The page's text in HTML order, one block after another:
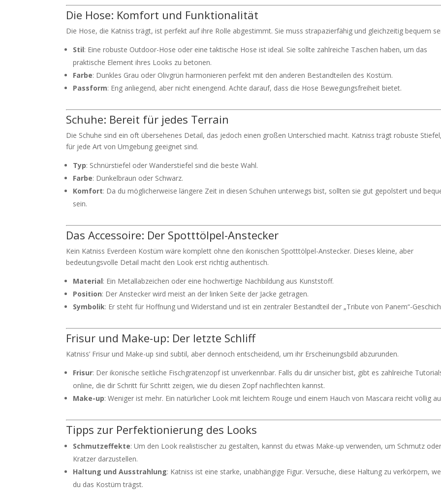
Die Hose: Komfort und Funktionalität
Die Hose, die Katniss trägt, ist perfekt auf ihre Rolle abgestimmt. Sie muss strapazierfähig und gleichzeitig bequem
Stil: Eine robuste Outdoor-Hose oder eine taktische Hose ist ideal. Sie sollte zahlreiche Taschen haben, um das
praktische Element ihres Looks zu betonen.
Farbe: Dunkles Grau oder Olivgrün harmonieren perfekt mit den anderen Bestandteilen des Kostüm.
Passform: Eng anliegend, aber nicht einengend. Achte darauf, dass die Hose Bewegungsfreiheit bietet.
Schuhe: Bereit für jedes Terrain
Die Schuhe sind ein oft übersehenes Detail, das jedoch einen großen Unterschied macht. Katniss trägt robuste
für jede Art von Umgebung geeignet sind.
Typ: Schnürstiefel oder Wanderstiefel sind die beste Wahl.
Farbe: Dunkelbraun oder Schwarz.
Komfort: Da du möglicherweise längere Zeit in diesen Schuhen unterwegs bist, sollten sie gut gepolstert und
sein.
Das Accessoire: Der Spotttölpel-Anstecker
Kein Katniss Everdeen Kostüm wäre komplett ohne den ikonischen Spotttölpel-Anstecker. Dieses kleine, aber
bedeutungsvolle Detail macht den Look erst richtig authentisch.
Material: Ein Metallabzeichen oder eine hochwertige Nachbildung aus Kunststoff.
Position: Der Anstecker wird meist an der linken Seite der Jacke getragen.
Symbolik: Er steht für Hoffnung und Widerstand und ist ein zentraler Bestandteil der „Tribute von Panem“-
Frisur und Make-up: Der letzte Schliff
Katniss’ Frisur und Make-up sind subtil, aber dennoch entscheidend, um ihr Erscheinungsbild abzurunden.
Frisur: Der ikonische seitliche Fischgrätenzopf ist unverkennbar. Falls du dir unsicher bist, gibt es zahlreiche
online, die dir Schritt für Schritt zeigen, wie du diesen Zopf nachflechten kannst.
Make-up: Weniger ist mehr. Ein natürlicher Look mit leichtem Rouge und einem Hauch von Mascara reicht völlig
Tipps zur Perfektionierung des Looks
Schmutzeffekte: Um den Look realistischer zu gestalten, kannst du etwas Make-up verwenden, um Schmutz
Kratzer darzustellen.
Haltung und Ausstrahlung: Katniss ist eine starke, unabhängige Figur. Versuche, diese Haltung zu verkörpern,
du das Kostüm trägst.